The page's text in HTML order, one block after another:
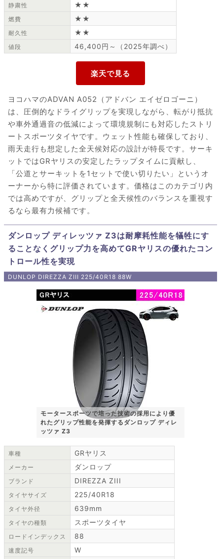
静粛性 ★★
燃費 ★★
耐久性 ★★
値段 46,400円～（2025年調べ）
ヨコハマのADVAN A052（アドバン エイゼロゴーニ）
は、圧倒的なドライグリップを実現しながら、転がり抵抗
や車外通過音の低減によって環境規制にも対応したストリ
ートスポーツタイヤです。ウェット性能も確保しており、
雨天走行も想定した全天候対応の設計が特長です。サーキ
ットではGRヤリスの安定したラップタイムに貢献し、
「公道とサーキットを1セットで使い切りたい」というオ
ーナーから特に評価されています。価格はこのカテゴリ内
では高めですが、グリップと全天候性のバランスを重視す
るなら最有力候補です。
ダンロップ ディレッツァ Z3は耐摩耗性能を犠牲にす
ることなくグリップ力を高めてGRヤリスの優れたコン
トロール性を実現
DUNLOP DIREZZA ZIII 225/40R18 88W
モータースポーツで培った技術の採用により優
れたグリップ性能を発揮するダンロップ ディレ
ッツァ Z3
車種 GRヤリス
メーカー ダンロップ
ブランド DIREZZA ZIII
タイヤサイズ 225/40R18
タイヤ外径 639mm
タイヤの種類 スポーツタイヤ
ロードインデックス 88
速度記号 W